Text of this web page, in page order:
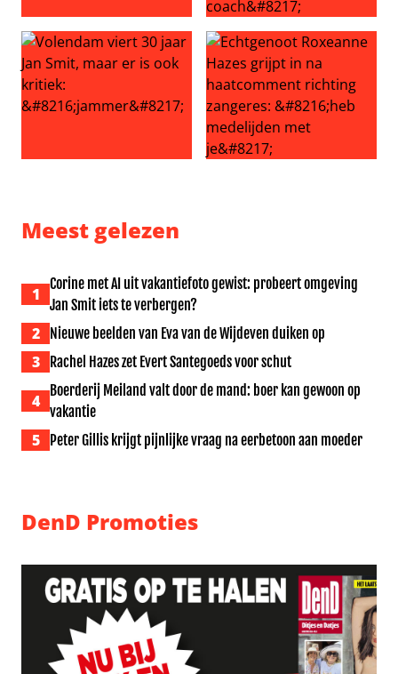
Dierenvriend van de maand: Natasja Froger
Vraag het aan Lieve: ‘Mijn
Meest gelezen
1
Corine met AI uit vakantiefoto gewist: probeert omgeving
Jan Smit iets te verbergen?
2 Nieuwe beelden van Eva van de Wijdeven duiken op
3 Rachel Hazes zet Evert Santegoeds voor schut
4
Boerderij Meiland valt door de mand: boer kan gewoon op
vakantie
5 Peter Gillis krijgt pijnlijke vraag na eerbetoon aan moeder
DenD Promoties